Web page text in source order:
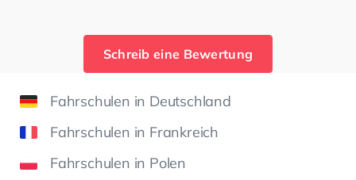
Schreib eine Bewertung
Fahrschulen in Deutschland
Fahrschulen in Frankreich
Fahrschulen in Polen